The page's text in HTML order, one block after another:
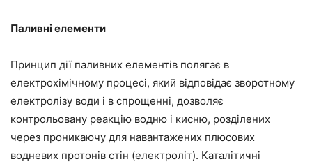
Паливні елементи
Принцип дії паливних елементів полягає в
електрохімічному процесі, який відповідає зворотному
електролізу води і в спрощенні, дозволяє
контрольовану реакцію водню і кисню, розділених
через проникаючу для навантажених плюсових
водневих протонів стін (електроліт). Каталітичні